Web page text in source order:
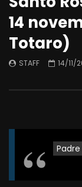
14
Totaro)
STAFF 14/11/
Padre